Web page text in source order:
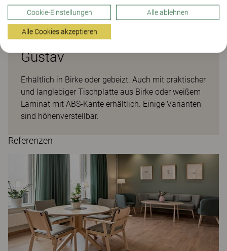
Gustav
Erhältlich in Birke oder gebeizt. Auch mit praktischer
und langlebiger Tischplatte aus Birke oder weißem
Laminat mit ABS-Kante erhältlich. Einige Varianten
sind höhenverstellbar.
Referenzen
Cookie-Einstellungen Alle ablehnen
Alle Cookies akzeptieren